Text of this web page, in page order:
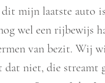
mijn laatste auto
wel een rijbewijs
van bezit. Wij
dat niet, die streamt